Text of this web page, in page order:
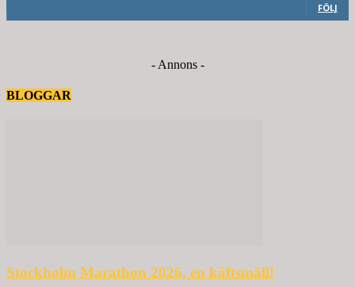
FÖLJ
- Annons -
BLOGGAR
Stockholm Marathon 2026, en käftsmäll!